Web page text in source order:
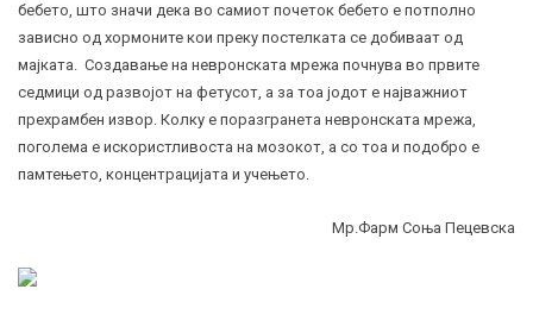
бебето, што значи дека во самиот почеток бебето е потполно
зависно од хормоните кои преку постелката се добиваат од
мајката. Создавање на невронската мрежа почнува во првите
седмици од развојот на фетусот, а за тоа јодот е најважниот
прехрамбен извор. Колку е поразгранета невронската мрежа,
поголема е искористливоста на мозокот, а со тоа и подобро е
памтењето, концентрацијата и учењето.
Мр.Фарм Соња Пецевска